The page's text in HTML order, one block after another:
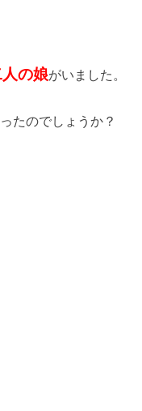
の娘がいました。
たのでしょうか？